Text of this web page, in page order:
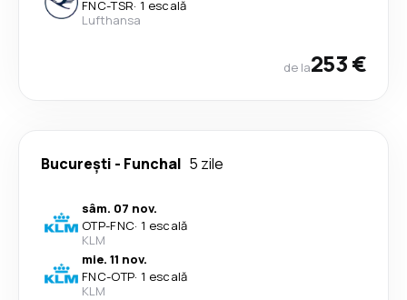
FNC-TSR· 1 escală
Lufthansa
de la253 €
București - Funchal 5 zile
sâm. 07 nov.
OTP-FNC· 1 escală
KLM
mie. 11 nov.
FNC-OTP· 1 escală
KLM